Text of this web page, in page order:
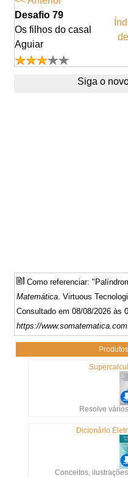
Desafio 79
Os filhos do casal
Aguiar
Siga o
Como referenciar:
Matemática. Virtuous
Consultado em 08/08/2026 às
https://
Resolve
Dicionário
Conceitos,